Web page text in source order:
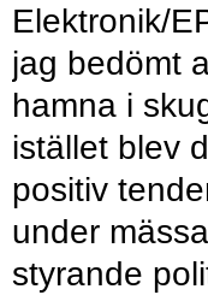
Elektronik/
jag bedömt
hamna i
istället blev
positiv
under
styrande